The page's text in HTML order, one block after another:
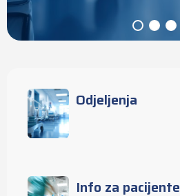
Odjeljenja
Info za pacijente